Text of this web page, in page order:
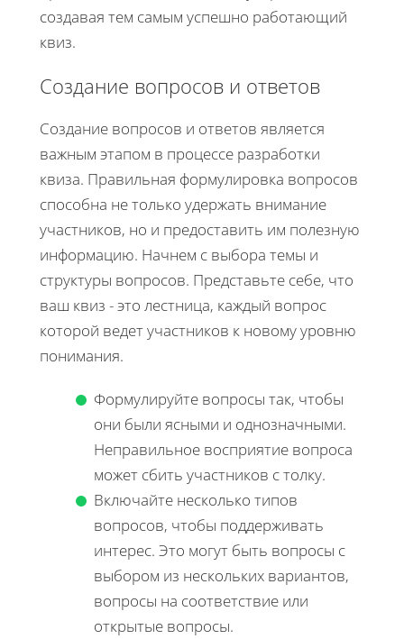
создавая тем самым успешно работающий
квиз.
Создание вопросов и ответов
Создание вопросов и ответов является
важным этапом в процессе разработки
квиза. Правильная формулировка вопросов
способна не только удержать внимание
участников, но и предоставить им полезную
информацию. Начнем с выбора темы и
структуры вопросов. Представьте себе, что
ваш квиз - это лестница, каждый вопрос
которой ведет участников к новому уровню
понимания.
Формулируйте вопросы так, чтобы
они были ясными и однозначными.
Неправильное восприятие вопроса
может сбить участников с толку.
Включайте несколько типов
вопросов, чтобы поддерживать
интерес. Это могут быть вопросы с
выбором из нескольких вариантов,
вопросы на соответствие или
открытые вопросы.